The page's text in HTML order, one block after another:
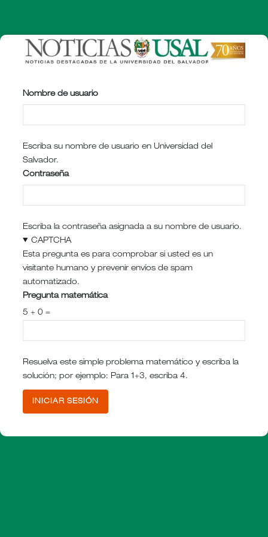
contenido
principal
Nombre de usuario
Escriba su nombre de usuario en Universidad del
Salvador.
Contraseña
Escriba la contraseña asignada a su nombre de usuario.
CAPTCHA
Esta pregunta es para comprobar si usted es un
visitante humano y prevenir envíos de spam
automatizado.
Pregunta matemática
5 + 0 =
Resuelva este simple problema matemático y escriba la
solución; por ejemplo: Para 1+3, escriba 4.